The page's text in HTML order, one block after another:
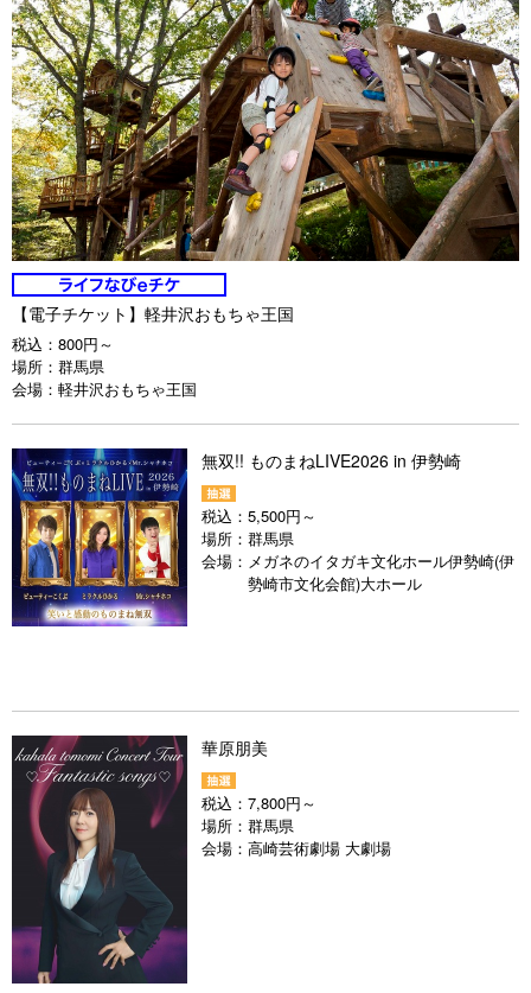
【電子チケット】軽井沢おもちゃ王国
税込： 800円～
場所： 群馬県
会場： 軽井沢おもちゃ王国
無双!! ものまねLIVE2026 in 伊勢崎
税込： 5,500円～
場所： 群馬県
会場： メガネのイタガキ文化ホール伊勢崎(伊
勢崎市文化会館)大ホール
華原朋美
税込： 7,800円～
場所： 群馬県
会場： 高崎芸術劇場 大劇場